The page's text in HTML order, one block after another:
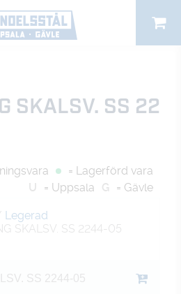
SKALSV. SS 22
= Lagerförd vara
U
= Uppsala G = Gävle
Legerad
SKALSV. SS 2244-05
SS 2244-05